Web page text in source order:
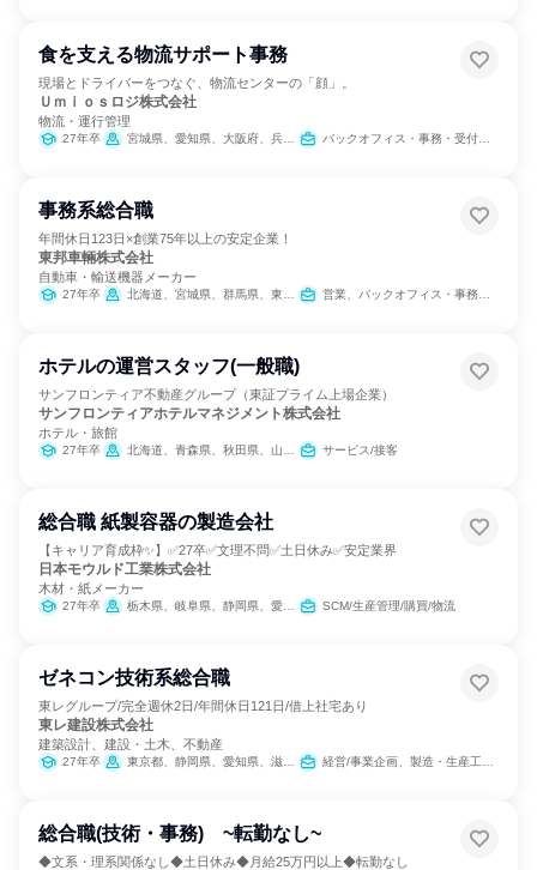
食を支える物流サポート事務
現場とドライバーをつなぐ、物流センターの「顔」。
Ｕｍｉｏｓロジ株式会社
物流・運行管理
27年卒 宮城県、愛知県、大阪府、兵庫県、山口県、福岡県、佐賀県、長崎県、熊本県、鹿児島県 バックオフィス・事務・受付、SCM/生産管理/購買/物流、製造・生産工程
事務系総合職
年間休日123日×創業75年以上の安定企業！
東邦車輛株式会社
自動車・輸送機器メーカー
27年卒 北海道、宮城県、群馬県、東京都、神奈川県、愛知県、兵庫県、広島県、福岡県 営業、バックオフィス・事務・受付、IT
ホテルの運営スタッフ(一般職)
サンフロンティア不動産グループ（東証プライム上場企業）
サンフロンティアホテルマネジメント株式会社
ホテル・旅館
27年卒 北海道、青森県、秋田県、山形県、茨城県、栃木県、千葉県、新潟県、長野県、愛知県、京都府、大阪府、岡山県、愛媛県、福岡県、熊本県、沖縄県 サービス/接客
総合職 紙製容器の製造会社
【キャリア育成枠✨】✅27卒✅文理不問✅土日休み✅安定業界
日本モウルド工業株式会社
木材・紙メーカー
27年卒 栃木県、岐阜県、静岡県、愛知県 SCM/生産管理/購買/物流
ゼネコン技術系総合職
東レグループ/完全週休2日/年間休日121日/借上社宅あり
東レ建設株式会社
建築設計、建設・土木、不動産
27年卒 東京都、静岡県、愛知県、滋賀県、大阪府 経営/事業企画、製造・生産工程、建築/土木/プラント専門職
総合職(技術・事務) ~転勤なし~
◆文系・理系関係なし◆土日休み◆月給25万円以上◆転勤なし